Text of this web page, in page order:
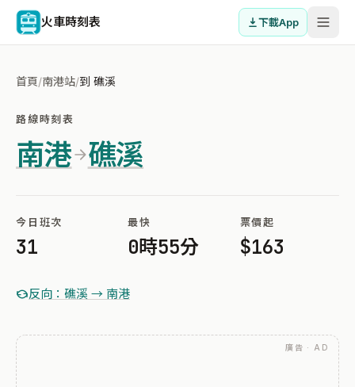
火車時刻表 下載App
首頁/南港站/到 礁溪
路線時刻表
南港 礁溪
今日班次
31
最快
0時55分
票價起
$163
反向：礁溪 → 南港
廣告 · AD